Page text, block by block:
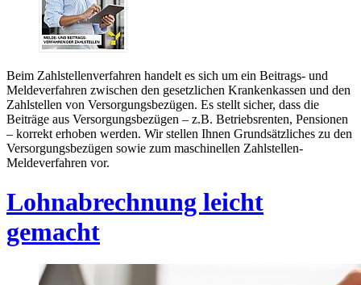
Beim Zahlstellenverfahren handelt es sich um ein Beitrags- und
Meldeverfahren zwischen den gesetzlichen Krankenkassen und den
Zahlstellen von Versorgungsbezügen. Es stellt sicher, dass die
Beiträge aus Versorgungsbezügen – z.B. Betriebsrenten, Pensionen
– korrekt erhoben werden. Wir stellen Ihnen Grundsätzliches zu den
Versorgungsbezügen sowie zum maschinellen Zahlstellen-
Meldeverfahren vor.
Lohnabrechnung leicht
gemacht